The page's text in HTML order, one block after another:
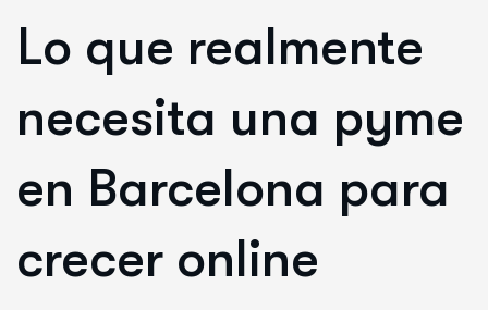
Lo que realmente
necesita una pyme
en Barcelona para
crecer online